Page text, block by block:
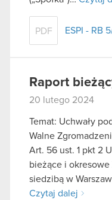
PDF ESPI - RB
Raport
20 lutego 2024
Temat: Uchwały
Walne
Art. 56 ust. 1 pkt 2
bieżące i okresowe
siedzibą w
Czytaj dalej